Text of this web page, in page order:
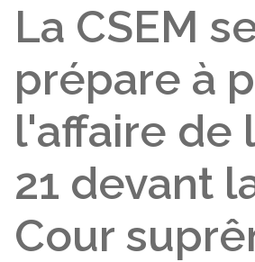
La CSEM
prépare à
l'affaire de
21 devant
Cour